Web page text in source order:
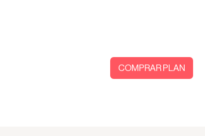
COMPRAR PLAN